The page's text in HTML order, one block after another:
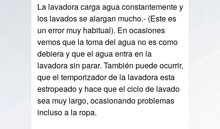
La lavadora carga agua constantemente y
los lavados se alargan mucho.- (Este es
un error muy habitual). En ocasiones
vemos que la toma del agua no es como
debiera y que el agua entra en la
lavadora sin parar. También puede ocurrir,
que el temporizador de la lavadora esta
estropeado y hace que el ciclo de lavado
sea muy largo, ocasionando problemas
incluso a la ropa.